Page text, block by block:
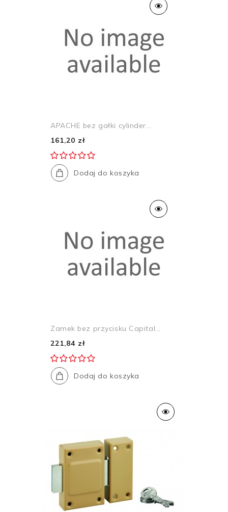
APACHE bez gałki cylinder...
161,20 zł
Dodaj do koszyka
Zamek bez przycisku Capital...
221,84 zł
Dodaj do koszyka